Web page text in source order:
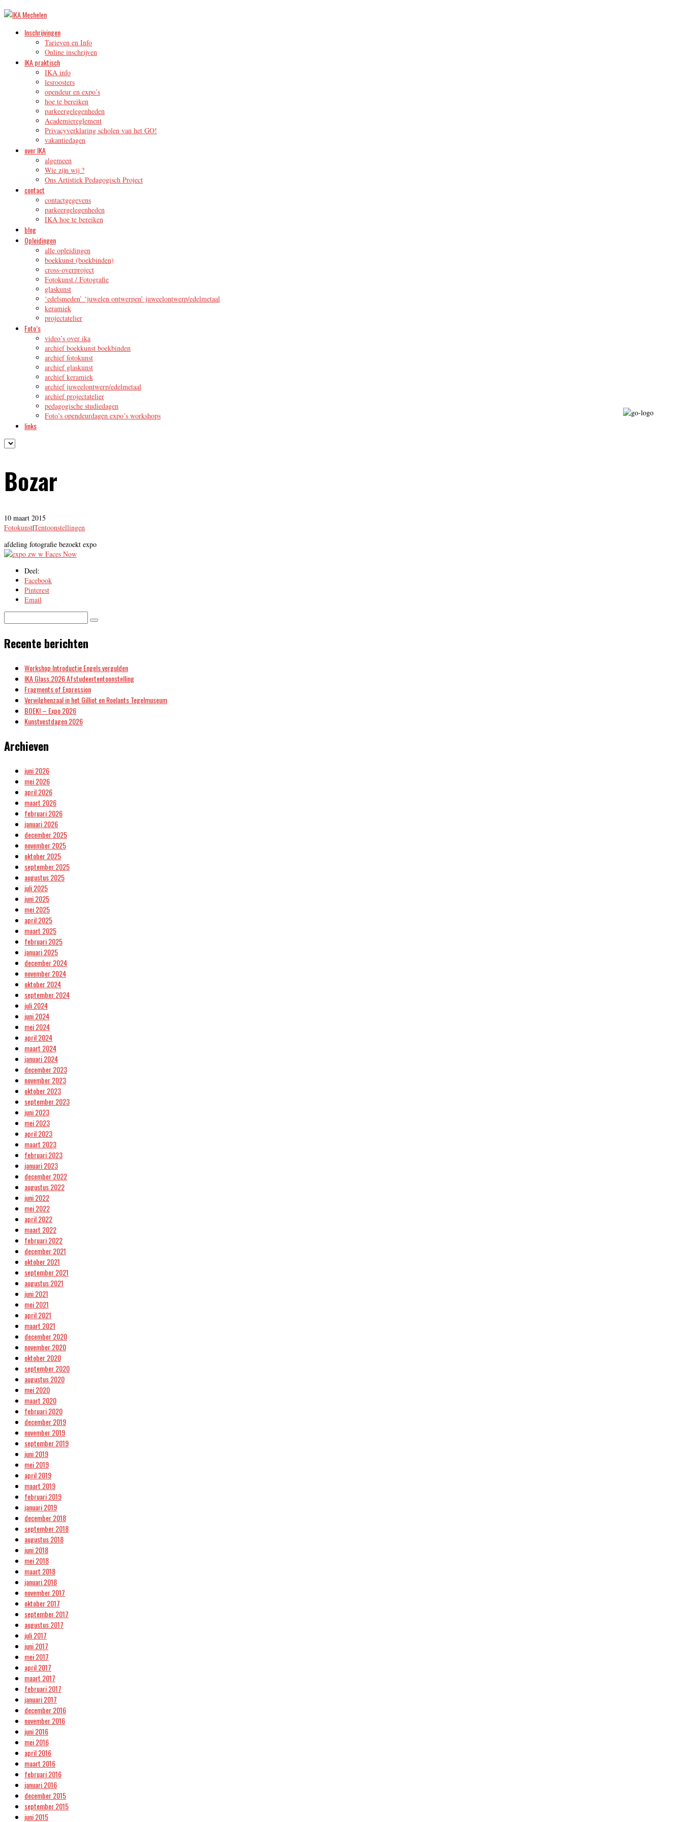
Inschrijvingen
Tarieven en Info
Online inschrijven
IKA praktisch
IKA info
lesroosters
opendeur en expo’s
hoe te bereiken
parkeergelegenheden
Academiereglement
Privacyverklaring scholen van het GO!
vakantiedagen
over IKA
algemeen
Wie zijn wij ?
Ons Artistiek Pedagogisch Project
contact
contactgegevens
parkeergelegenheden
IKA hoe te bereiken
blog
Opleidingen
alle opleidingen
boekkunst (boekbinden)
cross-overproject
Fotokunst / Fotografie
glaskunst
‘edelsmeden’ ‘juwelen ontwerpen’ juweelontwerp/edelmetaal
keramiek
projectatelier
Foto’s
video’s over ika
archief boekkunst boekbinden
archief fotokunst
archief glaskunst
archief keramiek
archief juweelontwerp/edelmetaal
archief projectatelier
pedagogische studiedagen
Foto’s opendeurdagen expo’s workshops
links
Bozar
10 maart 2015
Fotokunst|Tentoonstellingen
afdeling fotografie bezoekt expo
Deel:
Facebook
Pinterest
Email
Recente berichten
Workshop Introductie Engels vergulden
IKA Glass.2026 Afstudeertentoonstelling
Fragments of Expression
Verwilghenzaal in het Gilliot en Roelants Tegelmuseum
BOEK! – Expo 2026
Kunstvestdagen 2026
Archieven
juni 2026
mei 2026
april 2026
maart 2026
februari 2026
januari 2026
december 2025
november 2025
oktober 2025
september 2025
augustus 2025
juli 2025
juni 2025
mei 2025
april 2025
maart 2025
februari 2025
januari 2025
december 2024
november 2024
oktober 2024
september 2024
juli 2024
juni 2024
mei 2024
april 2024
maart 2024
januari 2024
december 2023
november 2023
oktober 2023
september 2023
juni 2023
mei 2023
april 2023
maart 2023
februari 2023
januari 2023
december 2022
augustus 2022
juni 2022
mei 2022
april 2022
maart 2022
februari 2022
december 2021
oktober 2021
september 2021
augustus 2021
juni 2021
mei 2021
april 2021
maart 2021
december 2020
november 2020
oktober 2020
september 2020
augustus 2020
mei 2020
maart 2020
februari 2020
december 2019
november 2019
september 2019
juni 2019
mei 2019
april 2019
maart 2019
februari 2019
januari 2019
december 2018
september 2018
augustus 2018
juni 2018
mei 2018
maart 2018
januari 2018
november 2017
oktober 2017
september 2017
augustus 2017
juli 2017
juni 2017
mei 2017
april 2017
maart 2017
februari 2017
januari 2017
december 2016
november 2016
juni 2016
mei 2016
april 2016
maart 2016
februari 2016
januari 2016
december 2015
september 2015
juni 2015